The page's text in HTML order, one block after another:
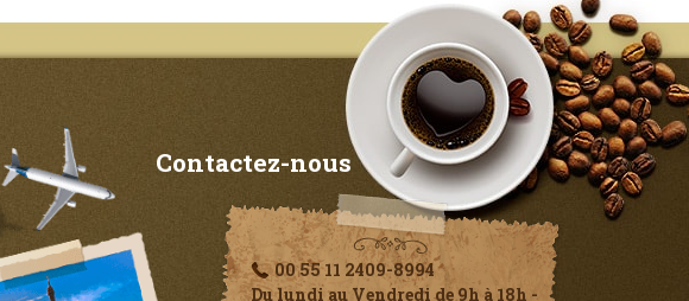
Contactez-nous
00 55 11 2409-8994
Du lundi au Vendredi de 9h à 18h -